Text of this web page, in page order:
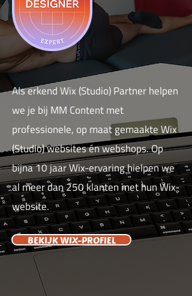
Als erkend Wix (Studio) Partner helpen
we je bij MM Content met
professionele, op maat gemaakte Wix
(Studio) websites én webshops. Op
bijna 10 jaar Wix-ervaring hielpen we
al meer dan 250 klanten met hun Wix-
website.
BEKIJK WIX-PROFIEL